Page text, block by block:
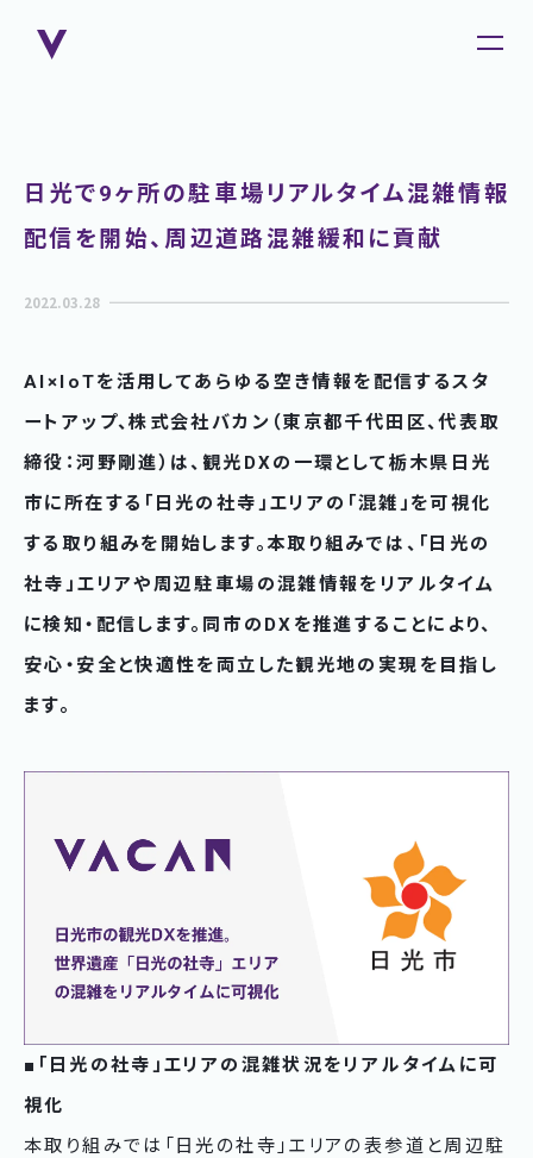
日光で9ヶ所の駐車場リアルタイム混雑情報
配信を開始、周辺道路混雑緩和に貢献
2022.03.28
AI×IoTを活用してあらゆる空き情報を配信するスタ
ートアップ、株式会社バカン（東京都千代田区、代表取
締役：河野剛進）は、観光DXの一環として栃木県日光
市に所在する「日光の社寺」エリアの「混雑」を可視化
する取り組みを開始します。本取り組みでは、「日光の
社寺」エリアや周辺駐車場の混雑情報をリアルタイム
に検知・配信します。同市のDXを推進することにより、
安心・安全と快適性を両立した観光地の実現を目指し
ます。
■「日光の社寺」エリアの混雑状況をリアルタイムに可
視化
本取り組みでは「日光の社寺」エリアの表参道と周辺駐